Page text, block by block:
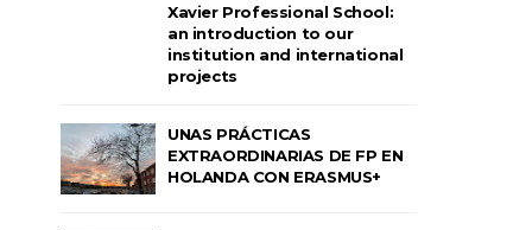
Xavier Professional School:
an introduction to our
institution and international
projects
UNAS PRÁCTICAS
EXTRAORDINARIAS DE FP EN
HOLANDA CON ERASMUS+